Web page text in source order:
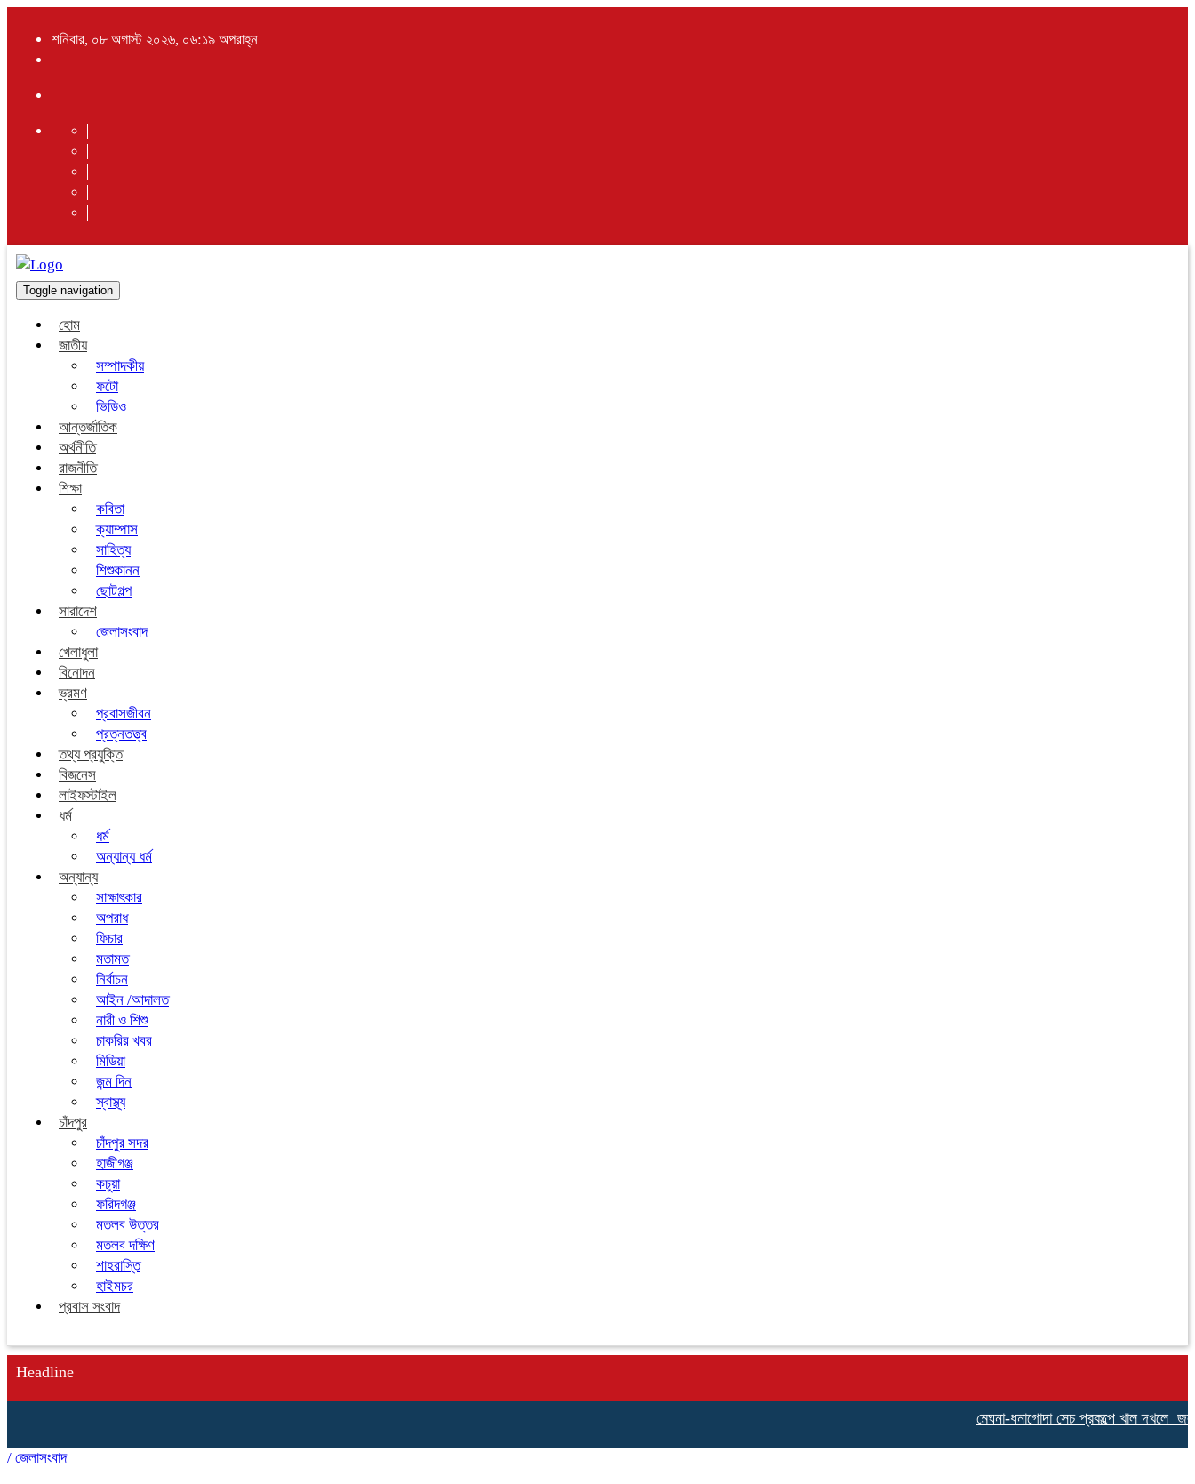
শনিবার, ০৮ অগাস্ট ২০২৬, ০৬:১৯ অপরাহ্ন
Toggle navigation
হোম
জাতীয়
সম্পাদকীয়
ফটো
ভিডিও
আন্তর্জাতিক
অর্থনীতি
রাজনীতি
শিক্ষা
কবিতা
ক্যাম্পাস
সাহিত্য
শিশুকানন
ছোটগল্প
সারাদেশ
জেলাসংবাদ
খেলাধুলা
বিনোদন
ভ্রমণ
প্রবাসজীবন
প্রত্নতত্ত্ব
তথ্য প্রযুক্তি
বিজনেস
লাইফস্টাইল
ধর্ম
ধর্ম
অন্যান্য ধর্ম
অন্যান্য
সাক্ষাৎকার
অপরাধ
ফিচার
মতামত
নির্বাচন
আইন /আদালত
নারী ও শিশু
চাকরির খবর
মিডিয়া
জন্ম দিন
স্বাস্থ্য
চাঁদপুর
চাঁদপুর সদর
হাজীগঞ্জ
কচুয়া
ফরিদগঞ্জ
মতলব উত্তর
মতলব দক্ষিণ
শাহরাস্তি
হাইমচর
প্রবাস সংবাদ
Headline
মেঘনা-ধনাগোদা সেচ প্রকল্পে খাল দখলে
/ জেলাসংবাদ